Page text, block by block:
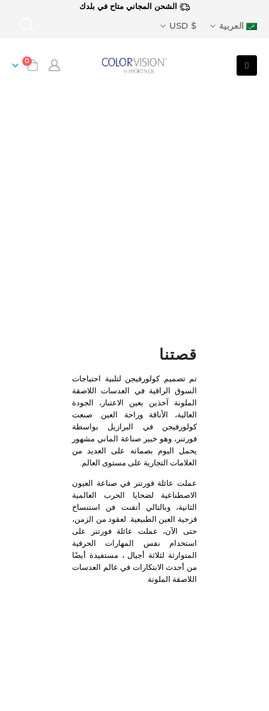
الشحن المجاني متاح في بلدك
العربية $ USD
0
قصتنا
تم تصميم كولورفيجن لتلبية احتياجات
السوق الراقية في العدسات اللاصقة
الملونة آخذين بعين الاعتبار، الجودة
العالية، الأناقة وراحة العين. صنعت
كولورفيجن في البرازيل بواسطة
فورتنر، وهو خبير صناعة الماني مشهور
يحمل اليوم بصماته على العديد من
العلامات التجارية على مستوى العالم.
عملت عائلة فورتنر في صناعة العيون
الاصطناعية لضحايا الحرب العالمية
الثانية، وبالتالي أتقنت فن استنساخ
قزحية العين الطبيعية. لعقود من الزمن،
حتى الآن، عملت عائلة فورتنر على
استخدام نفس المهارات الحرفية
المتوارثة لثلاثة أجيال ، مستفيدة أيضًا
من أحدث الابتكارات في عالم العدسات
اللاصقة الملونة